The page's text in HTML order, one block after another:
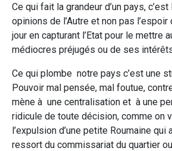
Ce qui fait la grandeur d’un pays,
opinions de l’Autre et non pas
jour en capturant l’Etat pour le mettre
médiocres préjugés ou de ses
Ce qui plombe notre pays c’est une
Pouvoir mal pensée, mal foutue,
mène à une centralisation et à une
ridicule de toute décision, comme on
l’expulsion d’une petite Roumaine qui
ressort du commissariat du quartier